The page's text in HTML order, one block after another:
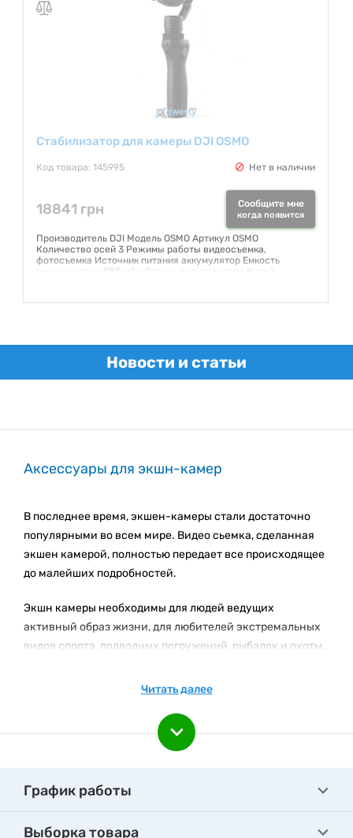
Стабилизатор для камеры DJI OSMO
Код товара: 145995 Нет в наличии
18841 грн Сообщите мне
когда появится
Производитель DJI Модель OSMO Артикул OSMO
Количество осей 3 Режимы работы видеосъемка,
фотосъемка Источник питания аккумулятор Емкость
аккумулятора 980 мАч Страна производства Китай
Гарантия:12 месяцев
Новости и статьи
Аксессуары для экшн-камер
В последнее время, экшен-камеры стали достаточно
популярными во всем мире. Видео сьемка, сделанная
экшен камерой, полностью передает все происходящее
до малейших подробностей.
Экшн камеры необходимы для людей ведущих
активный образ жизни, для любителей экстремальных
видов спорта, подводных погружений, рыбалок и охоты.
Конечно, для того, чтоб сделать видео сьемку более
простой и удобной, существует множество аксессуаров
На нашем сайте вы можете найти ассортимент таких
Читать далее
График работы
Выборка товара